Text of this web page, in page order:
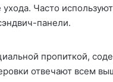
Часто
панели.
пропиткой,
отвечают всем